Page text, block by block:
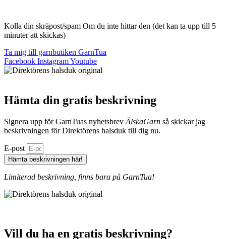
Kolla din skräpost/spam Om du inte hittar den (det kan ta upp till 5
minuter att skickas)
Ta mig till garnbutiken GarnTua
Facebook InstagramYoutube
Hämta din gratis beskrivning
Signera upp för GarnTuas nyhetsbrev ÄlskaGarn så skickar jag
beskrivningen för Direktörens halsduk till dig nu.
E-post
Hämta beskrivningen här!
Limiterad beskrivning, finns bara på GarnTua!
Vill du ha en gratis beskrivning?